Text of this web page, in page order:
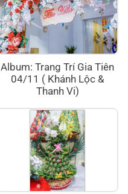
Album: Trang Trí Gia Tiên
04/11 ( Khánh Lộc &
Thanh Vi)